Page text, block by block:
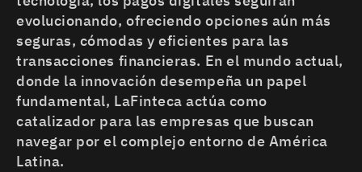
evolucionando, ofreciendo opciones aún más
seguras, cómodas y eficientes para las
transacciones financieras. En el mundo actual,
donde la innovación desempeña un papel
fundamental, LaFinteca actúa como
catalizador para las empresas que buscan
navegar por el complejo entorno de América
Latina.